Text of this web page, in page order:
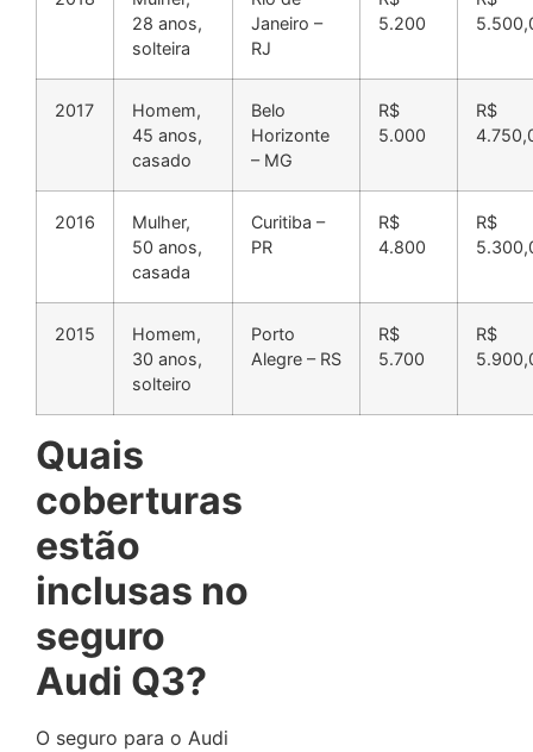
28 anos,
solteira
Janeiro –
RJ
5.200
2017
Homem,
45 anos,
casado
Belo
Horizonte
– MG
R$
5.000
R$
2016
Mulher,
50 anos,
casada
Curitiba –
PR
R$
4.800
R$
2015
Homem,
30 anos,
solteiro
Porto
Alegre – RS
R$
5.700
R$
Quais
coberturas
estão
inclusas no
seguro
Audi Q3?
O seguro para o Audi